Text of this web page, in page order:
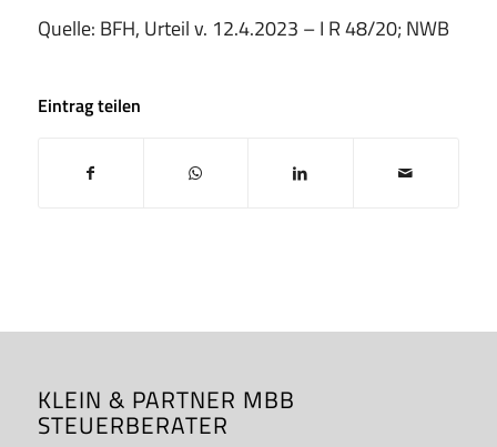
Quelle: BFH, Urteil v. 12.4.2023 – I R 48/20; NWB
Eintrag teilen
KLEIN & PARTNER MBB
STEUERBERATER